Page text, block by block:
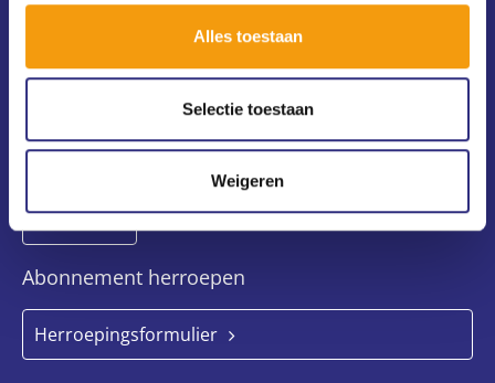
Alles toestaan
Selectie toestaan
Weigeren
Abonnement herroepen
Herroepingsformulier